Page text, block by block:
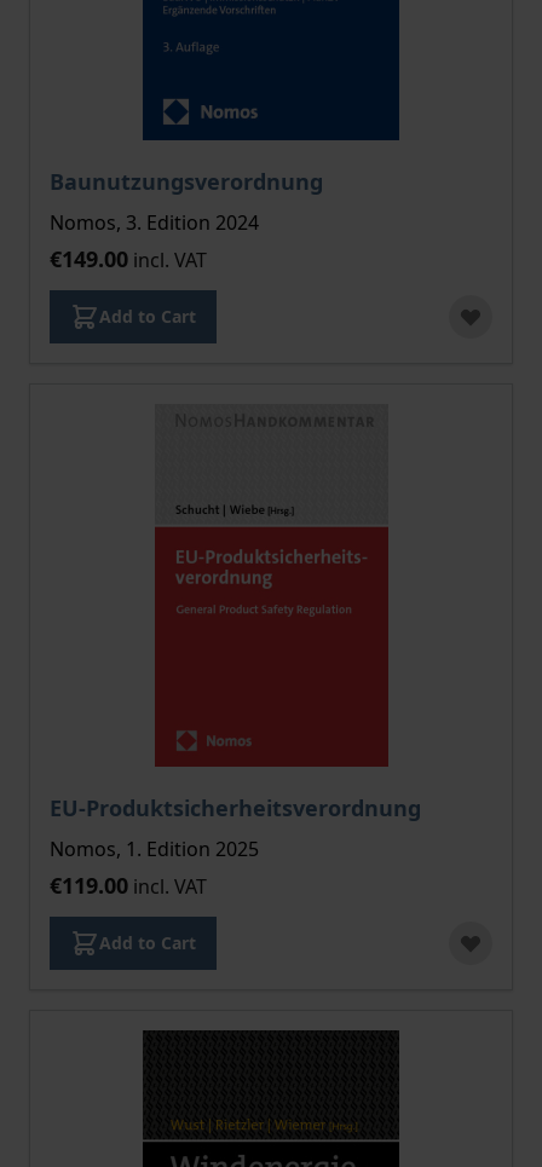
Baunutzungsverordnung
Nomos, 3. Edition 2024
€149.00 incl. VAT
Add to Cart
EU-Produktsicherheitsverordnung
Nomos, 1. Edition 2025
€119.00 incl. VAT
Add to Cart